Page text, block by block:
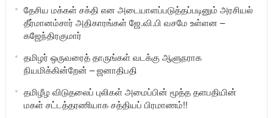
தேசிய மக்கள் சக்தி என அடையாளப்படுத்தப்படினும் அரசியல்
தீர்மானம்சார் அதிகாரங்கள் ஜே.வி.பி வசமே உள்ளன –
கஜேந்திரகுமார்
தமிழர் ஒருவரைத் தாருங்கள் வடக்கு ஆளுநராக
நியமிக்கின்றேன் – ஜனாதிபதி
தமிழீழ விடுதலைப் புலிகள் அமைப்பின் மூத்த தளபதியின்
மகள் சட்டத்தரணியாக சத்தியப் பிரமாணம்!!